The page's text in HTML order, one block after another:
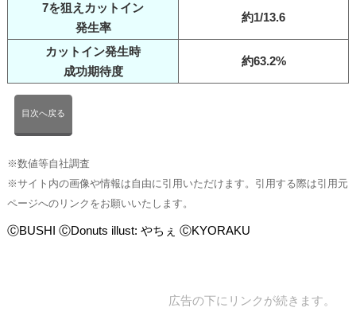
7を狙えカットイン
発生率
約1/13.6
カットイン発生時
成功期待度
約63.2%
目次へ戻る
※数値等自社調査
※サイト内の画像や情報は自由に引用いただけます。引用する際は引用元
ページへのリンクをお願いいたします。
ⒸBUSHI ⒸDonuts illust: やちぇ ⒸKYORAKU
広告の下にリンクが続きます。